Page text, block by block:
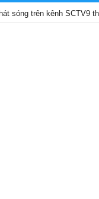
kênh SCTV9 tháng 4/2025